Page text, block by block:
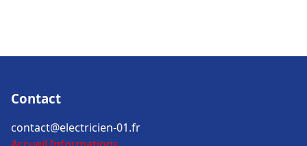
Contact
contact@electricien-01.fr